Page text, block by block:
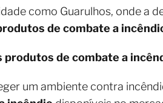
como Guarulhos, onde a
de combate a
produtos de combate a
um ambiente contra